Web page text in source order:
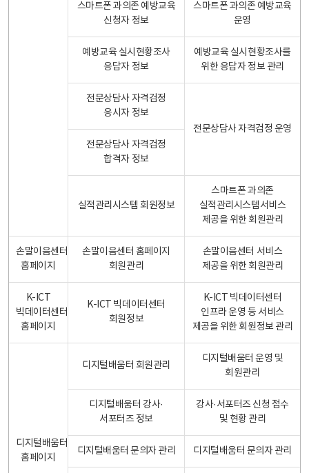
스마트폰 과의존 예방교육
신청자 정보
스마트폰 과의존 예방교육
운영
예방교육 실시현황조사
응답자 정보
예방교육 실시현황조사를
위한 응답자 정보 관리
전문상담사 자격검정
응시자 정보
전문상담사 자격검정 운영
전문상담사 자격검정
합격자 정보
실적관리시스템 회원정보
스마트폰 과의존
실적관리시스템서비스
제공을 위한 회원관리
손말이음센터
홈페이지
손말이음센터 홈페이지
회원관리
손말이음센터 서비스
제공을 위한 회원관리
K-ICT
빅데이터센터
홈페이지
K-ICT 빅데이터센터
회원정보
K-ICT 빅데이터센터
인프라 운영 등 서비스
제공을 위한 회원정보 관리
디지털배움터
홈페이지
디지털배움터 회원관리
디지털배움터 운영 및
회원관리
디지털배움터 강사·
서포터즈 정보
강사·서포터즈 신청 접수
및 현황 관리
디지털배움터 문의자 관리 디지털배움터 문의자 관리